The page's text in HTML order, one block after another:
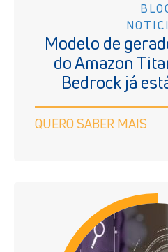
Modelo de
do Amazon
Bedrock já
QUERO SABER MAIS